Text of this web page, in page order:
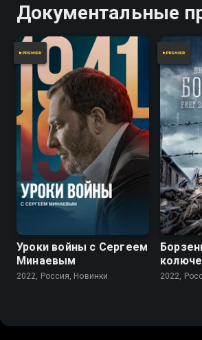
Документальные
Уроки войны с Сергеем
Минаевым
2022, Россия, Новинки 2022,